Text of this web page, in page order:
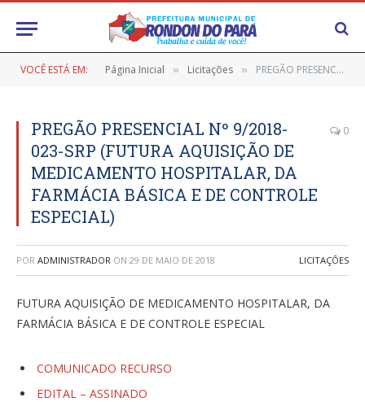
VOCÊ ESTÁ EM: Página Inicial » Licitações » PREGÃO PRESENCIAL Nº 9/2018-023-SRP (FUTURA AQUISIÇÃO DE MEDICAMENTO HOSPITALAR, DA FARMÁCIA BÁSICA E DE CONTROLE ESPECIAL)
PREGÃO PRESENCIAL Nº 9/2018-
023-SRP (FUTURA AQUISIÇÃO DE
MEDICAMENTO HOSPITALAR, DA
FARMÁCIA BÁSICA E DE CONTROLE
ESPECIAL)
0
POR ADMINISTRADOR ON 29 DE MAIO DE 2018 LICITAÇÕES
FUTURA AQUISIÇÃO DE MEDICAMENTO HOSPITALAR, DA
FARMÁCIA BÁSICA E DE CONTROLE ESPECIAL
COMUNICADO RECURSO
EDITAL – ASSINADO